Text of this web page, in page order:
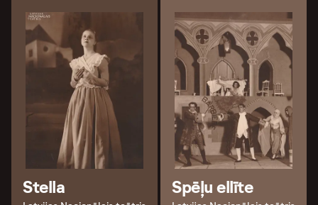
Stella Spēļu ellīte